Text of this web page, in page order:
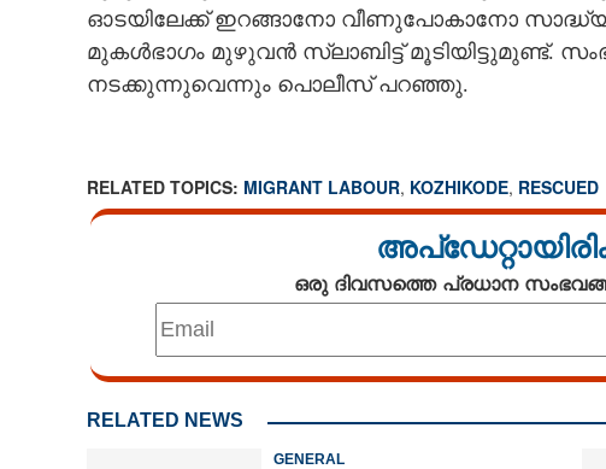
ഓടയിലേക്ക് ഇറങ്ങാനോ വീണുപോകാനോ
മുകൾഭാഗം മുഴുവൻ സ്ലാബിട്ട് മൂടിയിട്ടുമുണ്ട്.
നടക്കുന്നുവെന്നും പൊലീസ് പറഞ്ഞു.
RELATED TOPICS: MIGRANT LABOUR, KOZHIKODE, RESCUED
ഒരു ദിവസത്തെ പ്രധാന
RELATED NEWS
GENERAL